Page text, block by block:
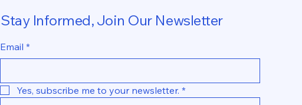
Stay Informed, Join Our Newsletter
Email *
Yes, subscribe me to your newsletter. *